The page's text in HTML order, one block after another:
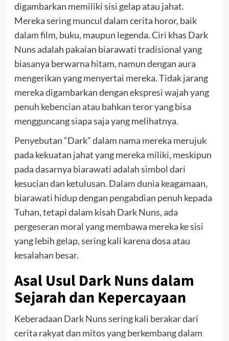
digambarkan memiliki sisi gelap atau jahat.
Mereka sering muncul dalam cerita horor, baik
dalam film, buku, maupun legenda. Ciri khas Dark
Nuns adalah pakaian biarawati tradisional yang
biasanya berwarna hitam, namun dengan aura
mengerikan yang menyertai mereka. Tidak jarang
mereka digambarkan dengan ekspresi wajah yang
penuh kebencian atau bahkan teror yang bisa
mengguncang siapa saja yang melihatnya.
Penyebutan “Dark” dalam nama mereka merujuk
pada kekuatan jahat yang mereka miliki, meskipun
pada dasarnya biarawati adalah simbol dari
kesucian dan ketulusan. Dalam dunia keagamaan,
biarawati hidup dengan pengabdian penuh kepada
Tuhan, tetapi dalam kisah Dark Nuns, ada
pergeseran moral yang membawa mereka ke sisi
yang lebih gelap, sering kali karena dosa atau
kesalahan besar.
Asal Usul Dark Nuns dalam
Sejarah dan Kepercayaan
Keberadaan Dark Nuns sering kali berakar dari
cerita rakyat dan mitos yang berkembang dalam